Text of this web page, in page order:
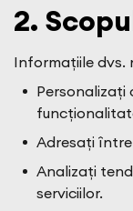
2.
Informațiile dvs.
Adresați
Analizați
serviciilor.